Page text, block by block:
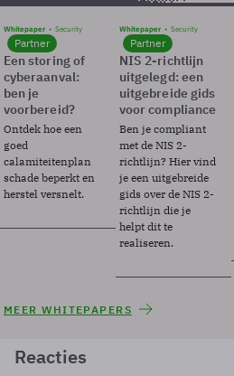
Whitepaper Security
Partner
Een storing of
cyberaanval:
ben je
voorbereid?
Ontdek hoe een
goed
calamiteitenplan
schade beperkt en
herstel versnelt.
Whitepaper Security
Partner
NIS 2-richtlijn
uitgelegd: een
uitgebreide gids
voor compliance
Ben je compliant
met de NIS 2-
richtlijn? Hier vind
je een uitgebreide
gids over de NIS 2-
richtlijn die je
helpt dit te
realiseren.
MEER WHITEPAPERS
Reacties